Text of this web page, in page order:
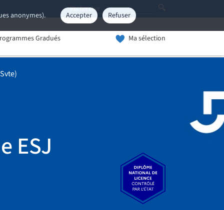
anonymes). Accepter Refuser
Gradués Ma sélection
ESJ